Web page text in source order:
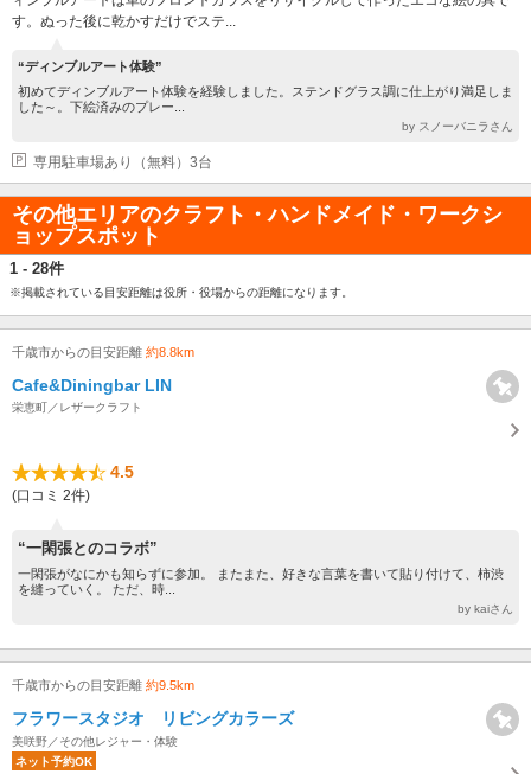
す。ぬった後に乾かすだけでステ...
“ディンブルアート体験”
初めてディンブルアート体験を経験しました。ステンドグラス調に仕上がり満足しま
した～。下絵済みのプレー...
by スノーバニラさん
専用駐車場あり（無料）3台
その他エリアのクラフト・ハンドメイド・ワークシ
ョップスポット
1 - 28件
※掲載されている目安距離は役所・役場からの距離になります。
千歳市からの目安距離 約8.8km
Cafe&Diningbar LIN
栄恵町／レザークラフト
4.5
(口コミ 2件)
“一閑張とのコラボ”
一閑張がなにかも知らずに参加。 またまた、好きな言葉を書いて貼り付けて、柿渋
を縫っていく。 ただ、時...
by kaiさん
千歳市からの目安距離 約9.5km
フラワースタジオ リビングカラーズ
美咲野／その他レジャー・体験
ネット予約OK